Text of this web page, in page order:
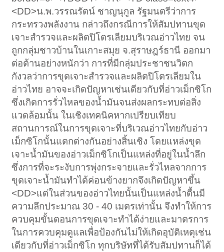
<DD>น.พ.วรรณรัตน์ ชาญนุกูล รัฐมนตรีว่าการ
กระทรวงพลังงาน กล่าวถึงกรณีการให้สัมปทานขุด
เจาะสำรวจและผลิตปิโตรเลียมบริเวณอ่าวไทย จน
ถูกกลุ่มชาวบ้านในเกาะสมุย จ.สุราษฎร์ธานี ออกมา
ต่อต้านอย่างหนักว่า การที่มีกลุ่มประชาชนวิตก
กังวลว่าการขุดเจาะสำรวจและผลิตปิโตรเลียมใน
อ่าวไทย อาจจะเกิดปัญหาเช่นเดียวกับที่อ่าวเม็กซิโก
ซึ่งเกิดการรั่วไหลของน้ำมันจนส่งผลกระทบต่อสิ่ง
แวดล้อมนั้น ในเชิงเทคนิคหากเปรียบเทียบ
สถานการณ์ในการขุดเจาะที่บริเวณอ่าวไทยกับอ่าว
เม็กซิโกนั้นแตกต่างกันอย่างสิ้นเชิง โดยแหล่งขุด
เจาะน้ำมันของอ่าวเม็กซิโกเป็นแหล่งที่อยู่ในน้ำลึก
ซึ่งการที่จะระงับการพุ่งกระจายและรั่วไหลจากการ
ขุดเจาะน้ำมันทำได้ค่อนข้างยากจึงเกิดปัญหาขึ้น
<DD>แต่ในส่วนของอ่าวไทยนั้นเป็นแหล่งน้ำตื้นมี
ความลึกประมาณ 30 - 40 เมตรเท่านั้น จึงทำให้การ
ควบคุมขั้นตอนการขุดเจาะทำได้ง่ายและมาตรการ
ในการควบคุมดูแลเพื่อป้องกันไม่ให้เกิดอุบัติเหตุเช่น
เดียวกับที่อ่าวเม็กซิโก ทุกบริษัทที่ได้รับสัมปทานก็ได้